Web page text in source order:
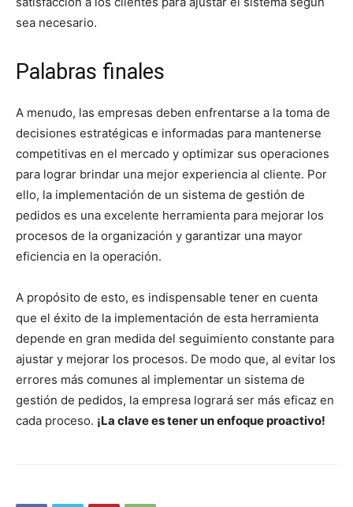
sea necesario.
Palabras finales
A menudo, las empresas deben enfrentarse a la toma de
decisiones estratégicas e informadas para mantenerse
competitivas en el mercado y optimizar sus operaciones
para lograr brindar una mejor experiencia al cliente. Por
ello, la implementación de un sistema de gestión de
pedidos es una excelente herramienta para mejorar los
procesos de la organización y garantizar una mayor
eficiencia en la operación.
A propósito de esto, es indispensable tener en cuenta
que el éxito de la implementación de esta herramienta
depende en gran medida del seguimiento constante para
ajustar y mejorar los procesos. De modo que, al evitar los
errores más comunes al implementar un sistema de
gestión de pedidos, la empresa logrará ser más eficaz en
cada proceso. ¡La clave es tener un enfoque proactivo!